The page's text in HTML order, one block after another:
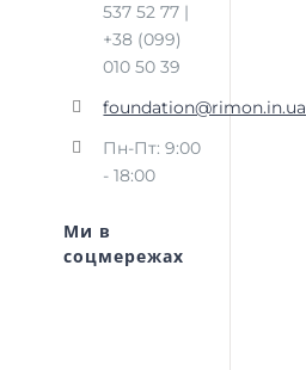
537 52 77 |
+38 (099)
010 50 39
foundation@rimon.in.ua
Пн-Пт: 9:00
- 18:00
Ми в
соцмережах